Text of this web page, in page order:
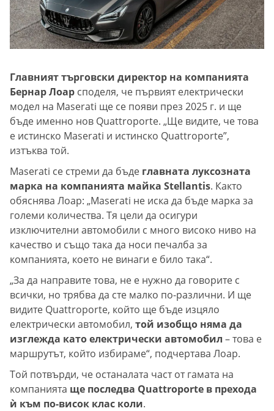
Главният търговски директор на компанията
Бернар Лоар споделя, че първият електрически
модел на Maserati ще се появи през 2025 г. и ще
бъде именно нов Quattroporte. „Ще видите, че това
е истинско Maserati и истинско Quattroporte”,
изтъква той.
Maserati се стреми да бъде главната луксозната
марка на компанията майка Stellantis. Както
обяснява Лоар: „Maserati не иска да бъде марка за
големи количества. Тя цели да осигури
изключителни автомобили с много високо ниво на
качество и също така да носи печалба за
компанията, което не винаги е било така“.
„За да направите това, не е нужно да говорите с
всички, но трябва да сте малко по-различни. И ще
видите Quattroporte, който ще бъде изцяло
електрически автомобил, той изобщо няма да
изглежда като електрически автомобил – това е
маршрутът, който избираме“, подчертава Лоар.
Той потвърди, че останалата част от гамата на
компанията ще последва Quattroporte в прехода
ѝ към по-висок клас коли.